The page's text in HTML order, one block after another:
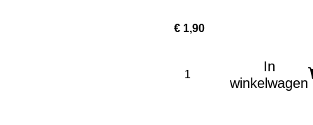
€ 1,90
In
winkelwagen